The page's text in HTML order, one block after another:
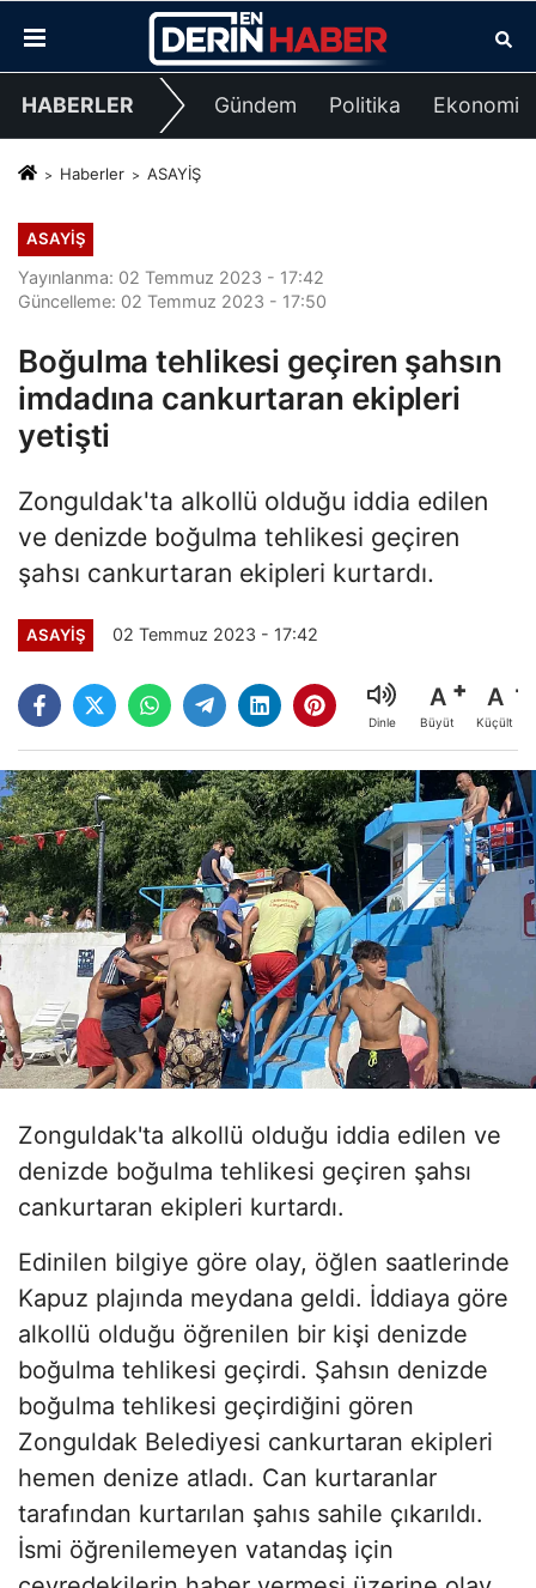
HABERLER Gündem Politika Ekonomi
Haberler ASAYİŞ
ASAYİŞ
Yayınlanma: 02 Temmuz 2023 - 17:42
Güncelleme: 02 Temmuz 2023 - 17:50
Boğulma tehlikesi geçiren şahsın
imdadına cankurtaran ekipleri
yetişti
Zonguldak'ta alkollü olduğu iddia edilen
ve denizde boğulma tehlikesi geçiren
şahsı cankurtaran ekipleri kurtardı.
ASAYİŞ 02 Temmuz 2023 - 17:42
Dinle
A
Büyüt
A
Küçült
Zonguldak'ta alkollü olduğu iddia edilen ve
denizde boğulma tehlikesi geçiren şahsı
cankurtaran ekipleri kurtardı.
Edinilen bilgiye göre olay, öğlen saatlerinde
Kapuz plajında meydana geldi. İddiaya göre
alkollü olduğu öğrenilen bir kişi denizde
boğulma tehlikesi geçirdi. Şahsın denizde
boğulma tehlikesi geçirdiğini gören
Zonguldak Belediyesi cankurtaran ekipleri
hemen denize atladı. Can kurtaranlar
tarafından kurtarılan şahıs sahile çıkarıldı.
İsmi öğrenilemeyen vatandaş için